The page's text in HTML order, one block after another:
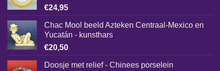
€24,95
Chac Mool beeld Azteken Centraal-Mexico en
Yucatán - kunsthars
€20,50
Doosje met relief - Chinees porselein